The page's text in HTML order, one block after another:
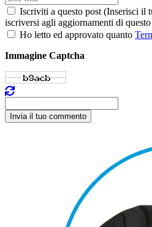
Iscriviti a questo post (Inserisci il
iscriversi agli aggiornamenti di
Ho letto ed approvato quanto
Immagine Captcha
Invia il tuo commento